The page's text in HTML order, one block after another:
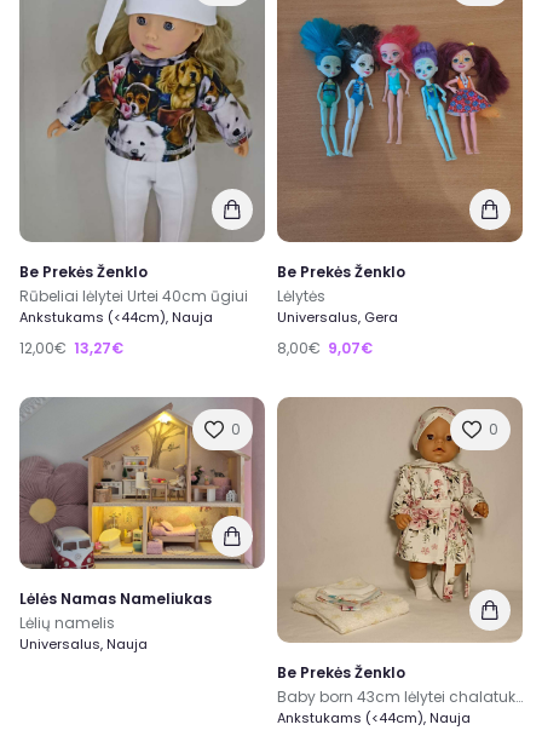
Be Prekės Ženklo
Rūbeliai lėlytei Urtei 40cm ūgiui
Ankstukams (<44cm), Nauja
12,00€ 13,27€
Be Prekės Ženklo
Lėlytės
Universalus, Gera
8,00€ 9,07€
0
Lėlės Namas Nameliukas
Lėlių namelis
Universalus, Nauja
0
Be Prekės Ženklo
Baby born 43cm lėlytei chalatukas
Ankstukams (<44cm), Nauja